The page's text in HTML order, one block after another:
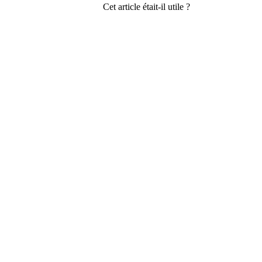
Cet article était-il utile ?